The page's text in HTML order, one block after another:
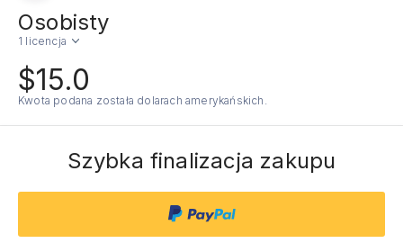
Osobisty
1 licencja
$15.0
Kwota podana została dolarach amerykańskich.
Szybka finalizacja zakupu